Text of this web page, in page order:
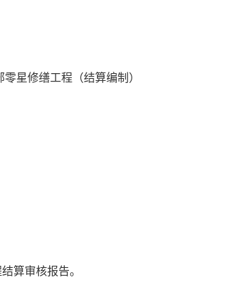
星修缮工程（结算编制）
算审核报告。